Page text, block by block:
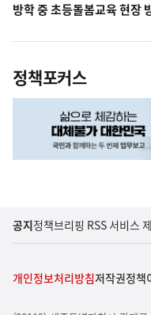
방학 중 초등돌봄교육 현장
정책포커스
공지정책브리핑 RSS 서비스
개인정보처리방침저작권정책